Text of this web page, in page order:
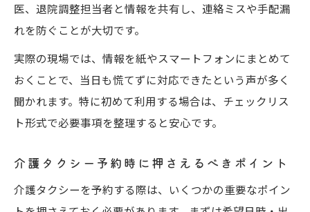
医、退院調整担当者と情報を共有し、連絡ミスや手配漏
れを防ぐことが大切です。
実際の現場では、情報を紙やスマートフォンにまとめて
おくことで、当日も慌てずに対応できたという声が多く
聞かれます。特に初めて利用する場合は、チェックリス
ト形式で必要事項を整理すると安心です。
介護タクシー予約時に押さえるべきポイント
介護タクシーを予約する際は、いくつかの重要なポイン